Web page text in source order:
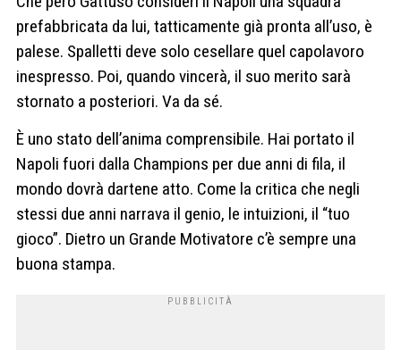
prefabbricata da lui, tatticamente già pronta all’uso, è
palese. Spalletti deve solo cesellare quel capolavoro
inespresso. Poi, quando vincerà, il suo merito sarà
stornato a posteriori. Va da sé.
È uno stato dell’anima comprensibile. Hai portato il
Napoli fuori dalla Champions per due anni di fila, il
mondo dovrà dartene atto. Come la critica che negli
stessi due anni narrava il genio, le intuizioni, il “tuo
gioco”. Dietro un Grande Motivatore c’è sempre una
buona stampa.